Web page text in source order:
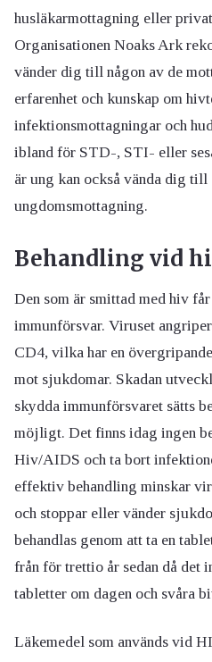
husläkarmottagning eller
Organisationen Noaks Ark
vänder dig till någon av de
erfarenhet och kunskap om
infektionsmottagningar och
ibland för STD-, STI- eller
är ung kan också vända dig
ungdomsmottagning.
Behandling vid
Den som är smittad med hiv
immunförsvar. Viruset
CD4, vilka har en
mot sjukdomar. Skadan
skydda immunförsvaret sätts
möjligt. Det finns idag ingen
Hiv/AIDS och ta bort
effektiv behandling minskar
och stoppar eller vänder
behandlas genom att ta en
från för trettio år sedan då det
tabletter om dagen och svåra
Läkemedel som används vid